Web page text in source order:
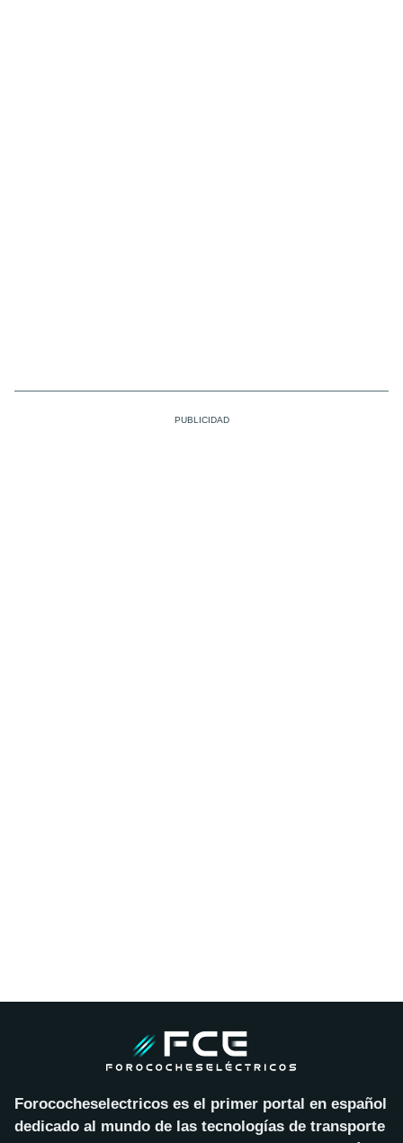
Forococheselectricos es el primer portal en español
dedicado al mundo de las tecnologías de transporte